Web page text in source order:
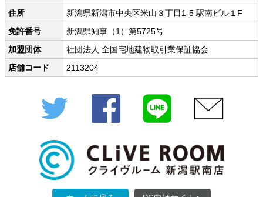
住所
新潟県新潟市中央区米山３丁目1-5 駅南ビル１F
免許番号
新潟県知事（1）第5725号
加盟団体
社団法人 全国宅地建物取引業保証協会
店舗コード
2113204
Twitter Facebook